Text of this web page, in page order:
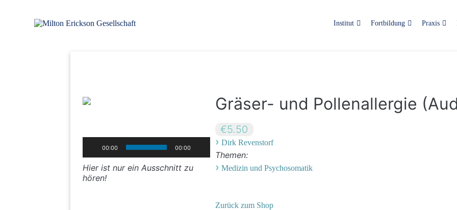
Institut Fortbildung Praxis
00:00 00:00
Hier ist nur ein Ausschnitt zu
hören!
Gräser- und Pollenallergie
€5.50
› Dirk Revenstorf
Themen:
› Medizin und Psychosomatik
Zurück zum Shop